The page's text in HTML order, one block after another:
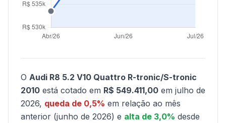
O Audi R8 5.2 V10 Quattro R-tronic/S-tronic
2010 está cotado em R$ 549.411,00 em julho de
2026, queda de 0,5% em relação ao mês
anterior (junho de 2026) e alta de 3,0% desde